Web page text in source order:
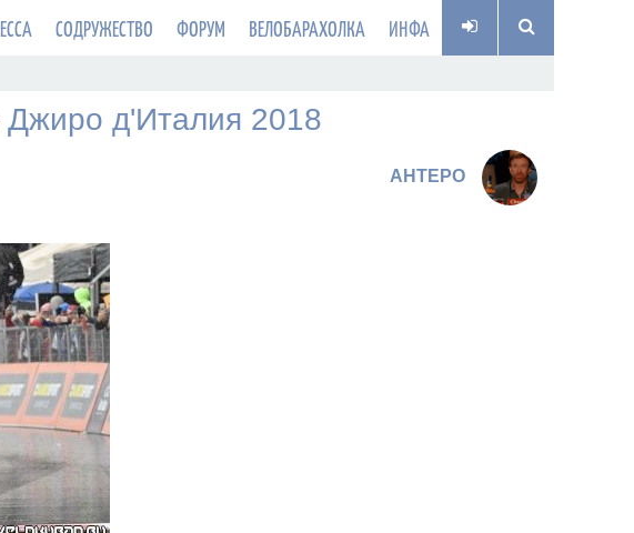
СОДРУЖЕСТВО ФОРУМ ВЕЛОБАРАХОЛКА ИНФА
Джиро д'Италия 2018
AHTEPO